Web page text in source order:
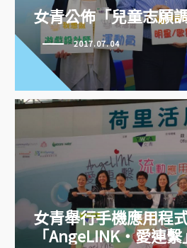
女青公佈「兒童志願
2017.07.04
女青舉行手機應用程
「AngeLINK‧愛連
女青舉行手機應用程
「AngeLINK‧愛連繫